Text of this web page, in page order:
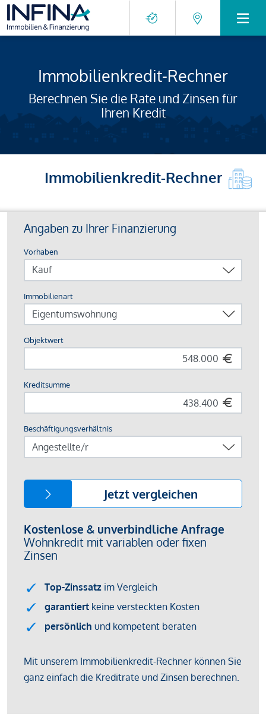
Immobilienkredit-Rechner
Berechnen Sie die Rate und Zinsen für
Ihren Kredit
Immobilienkredit-Rechner